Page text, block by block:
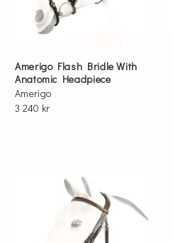
Amerigo Flash Bridle With
Anatomic Headpiece
Amerigo
3 240 kr